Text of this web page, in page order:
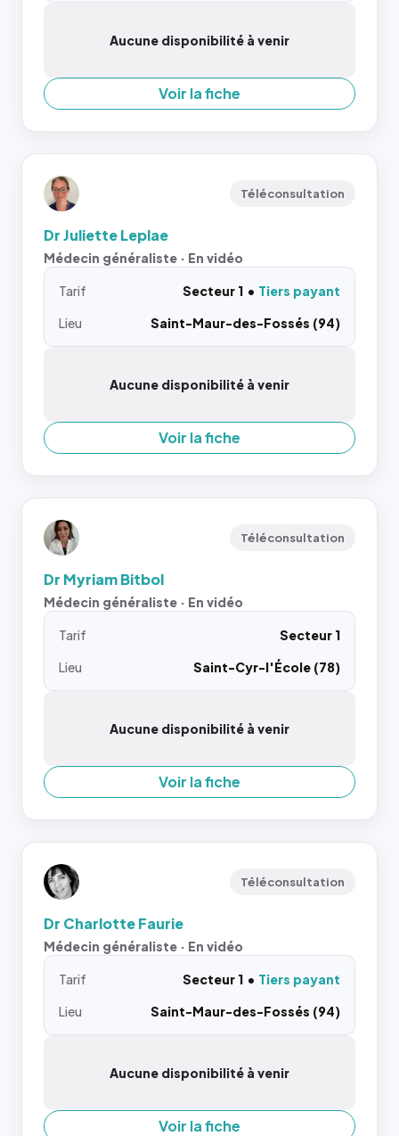
Aucune disponibilité à venir
Voir la fiche
Téléconsultation
Dr Juliette Leplae
Médecin généraliste · En vidéo
Tarif Secteur 1
Tiers payant
Lieu
Saint-Maur-des-Fossés (94)
Aucune disponibilité à venir
Voir la fiche
Téléconsultation
Dr Myriam Bitbol
Médecin généraliste · En vidéo
Tarif
Secteur 1
Lieu
Saint-Cyr-l'École (78)
Aucune disponibilité à venir
Voir la fiche
Téléconsultation
Dr Charlotte Faurie
Médecin généraliste · En vidéo
Tarif Secteur 1
Tiers payant
Lieu
Saint-Maur-des-Fossés (94)
Aucune disponibilité à venir
Voir la fiche